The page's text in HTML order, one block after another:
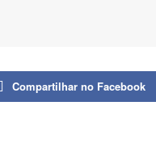
Compartilhar no Facebook